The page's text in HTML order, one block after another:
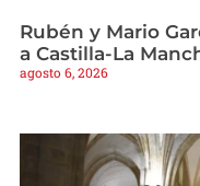
Rubén y Mario
a Castilla-La
agosto 6, 2026